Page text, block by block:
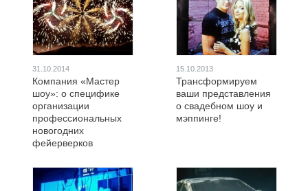
31.10.2014
Компания «Мастер
шоу»: о специфике
организации
профессиональных
новогодних
фейерверков
15.10.2013
Трансформируем
ваши представления
о свадебном шоу и
мэппинге!